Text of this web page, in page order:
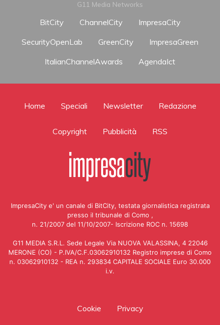
G11 Media Networks
BitCity ChannelCity
ImpresaCity
SecurityOpenLab
GreenCity
ImpresaGreen
ItalianChannelAwards
AgendaIct
Home Speciali Newsletter Redazione
Copyright Pubblicità RSS
ImpresaCity e' un canale di BitCity, testata giornalistica registrata
presso il tribunale di Como ,
n. 21/2007 del 11/10/2007- Iscrizione ROC n. 15698
G11 MEDIA S.R.L. Sede Legale Via NUOVA VALASSINA, 4 22046
MERONE (CO) - P.IVA/C.F.03062910132 Registro imprese di Como
n. 03062910132 - REA n. 293834 CAPITALE SOCIALE Euro 30.000
i.v.
Cookie Privacy